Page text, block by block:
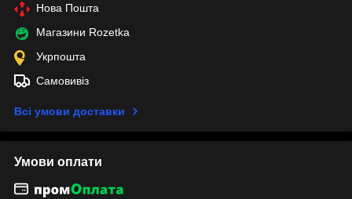
Нова Пошта
Магазини Rozetka
Укрпошта
Самовивіз
Всі умови доставки
Умови оплати